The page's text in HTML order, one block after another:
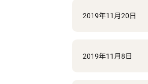
2019年11月20日
2019年11月8日